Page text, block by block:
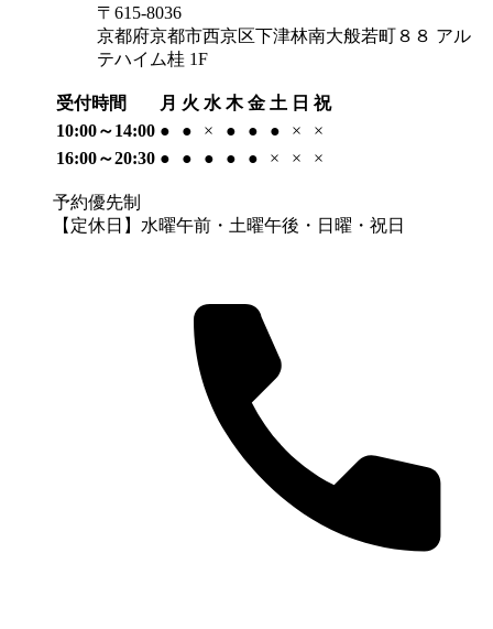
〒615-8036
京都府京都市西京区下津林南大般若町８８ アル
テハイム桂 1F
受付時間 月 火 水 木 金 土 日 祝
10:00～14:00 ● ● × ● ● ● ×
×
16:00～20:30 ● ● ● ● ● × × ×
予約優先制
【定休日】水曜午前・土曜午後・日曜・祝日